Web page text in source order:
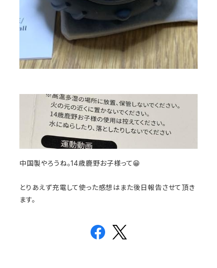
中国製やろうね。14歳鹿野お子様って😁
とりあえず充電して使った感想はまた後日報告させて頂き
ます。